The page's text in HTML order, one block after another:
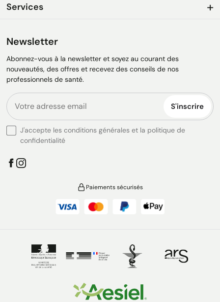
Services
Newsletter
Abonnez-vous à la newsletter et soyez au courant des
nouveautés, des offres et recevez des conseils de nos
professionnels de santé.
S'inscrire
J'accepte les conditions générales et la politique de
confidentialité
Paiements sécurisés